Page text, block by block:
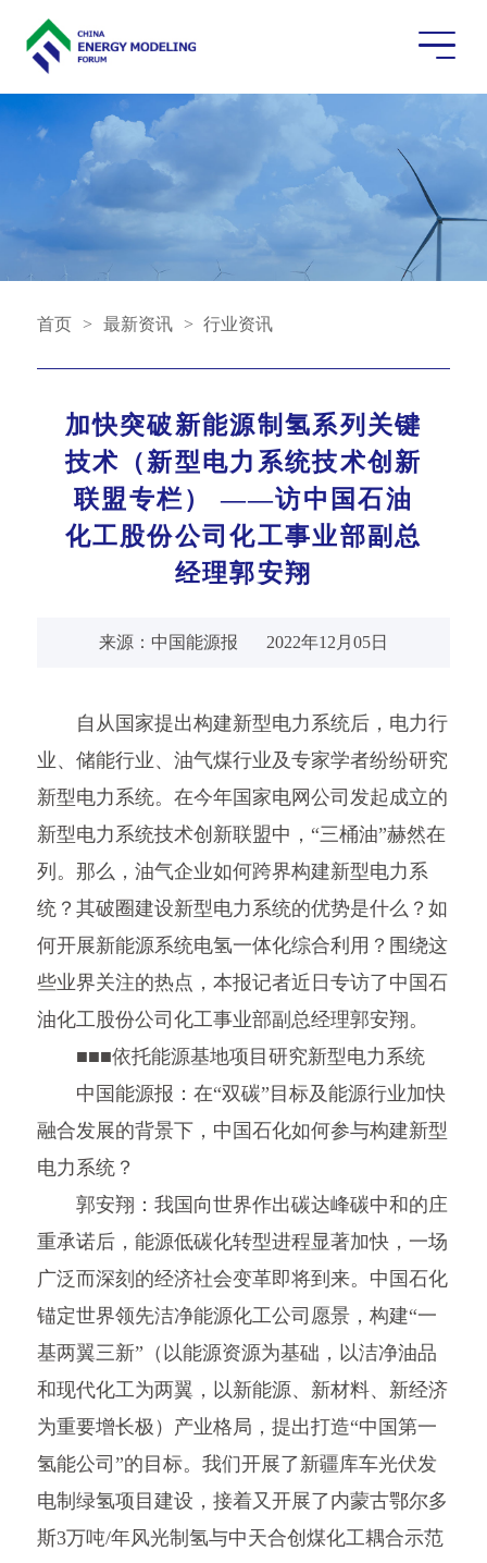
首页 > 最新资讯 > 行业资讯
加快突破新能源制氢系列关键
技术（新型电力系统技术创新
联盟专栏） ——访中国石油
化工股份公司化工事业部副总
经理郭安翔
来源：中国能源报 2022年12月05日
自从国家提出构建新型电力系统后，电力行
业、储能行业、油气煤行业及专家学者纷纷研究
新型电力系统。在今年国家电网公司发起成立的
新型电力系统技术创新联盟中，“三桶油”赫然在
列。那么，油气企业如何跨界构建新型电力系
统？其破圈建设新型电力系统的优势是什么？如
何开展新能源系统电氢一体化综合利用？围绕这
些业界关注的热点，本报记者近日专访了中国石
油化工股份公司化工事业部副总经理郭安翔。
■■■依托能源基地项目研究新型电力系统
中国能源报：在“双碳”目标及能源行业加快
融合发展的背景下，中国石化如何参与构建新型
电力系统？
郭安翔：我国向世界作出碳达峰碳中和的庄
重承诺后，能源低碳化转型进程显著加快，一场
广泛而深刻的经济社会变革即将到来。中国石化
锚定世界领先洁净能源化工公司愿景，构建“一
基两翼三新”（以能源资源为基础，以洁净油品
和现代化工为两翼，以新能源、新材料、新经济
为重要增长极）产业格局，提出打造“中国第一
氢能公司”的目标。我们开展了新疆库车光伏发
电制绿氢项目建设，接着又开展了内蒙古鄂尔多
斯3万吨/年风光制氢与中天合创煤化工耦合示范